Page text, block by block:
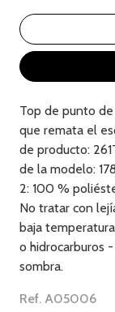
Top de punto
que remata el
de producto:
de la modelo:
2: 100 %
No tratar con
baja
o hidrocarburos
sombra.
Ref. A05006